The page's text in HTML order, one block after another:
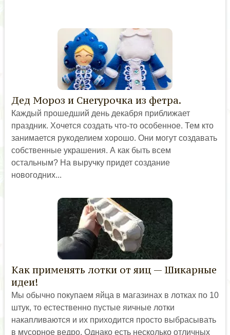
Дед Мороз и Снегурочка из фетра.
Каждый прошедший день декабря приближает
праздник. Хочется создать что-то особенное. Тем кто
занимается рукоделием хорошо. Они могут создавать
собственные украшения. А как быть всем
остальным? На выручку придет создание
новогодних...
Как применять лотки от яиц — Шикарные
идеи!
Мы обычно покупаем яйца в магазинах в лотках по 10
штук, то естественно пустые яичные лотки
накапливаются и их приходится просто выбрасывать
в мусорное ведро. Однако есть несколько отличных